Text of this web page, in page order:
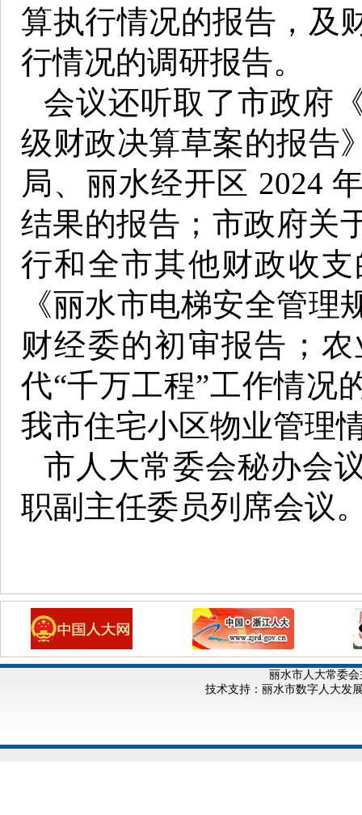
算执行情况的报告，及
行情况的调研报告。
会议还听取了市政府
级财政决算草案的报告
局、丽水经开区 2024
结果的报告；市政府关
行和全市其他财政收
《丽水市电梯安全管
财经委的初审报告；
代“千万工程”工作情况
我市住宅小区物业管理
市人大常委会秘办会
职副主任委员列席会议
丽水市人大常委会
技术支持：丽水市数字人大发